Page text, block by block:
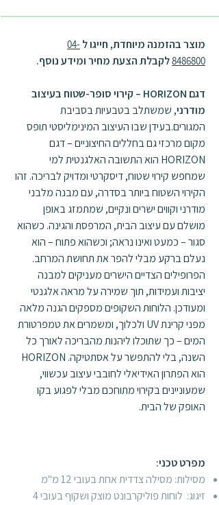
מוצר בהזמנה מיוחדת, חייגו ל 04-
8486800לקבלת הצעת מחיר ומידע נוסף.
דגם HORIZON – קירוי סופר-שטוח בעיצוב
מודרני, שמשתלב בטבעיות בסביבת
המגורים.בעידן שבו העיצוב המינימליסטי תופס
מקום מרכזי גם בחללים החיצוניים – דגם
HORIZON הוא התשובה האלגנטית למי
שמחפש קירוי שטוח, דיסקרטי ומדויק לבריכה. זהו
הקירוי השטוח ביותר בסדרה, עם מבנה מלבני
מודרני וקווים ישרים ונקיים, שמתמזג באופן
מושלם עם עיצוב הבית, המרפסת והגינה. כשהוא
סגור – כמעט ואינו נראה; וכשהוא פתוח – הוא
נעלם ברקע מבלי להפר את תחושת המרחב.
הפרופילים הצדיים הישרים מעניקים למבנה
יציבות ועמידות, תוך שמירה על מראה אלגנטי
ומעודכן. הלוחות השקופים מספקים הגנה מלאה
מפני קרינת UV ולכלוך, ומשמרים את טמפרטורת
המים – כך שתוכלו ליהנות מהבריכה לאורך כל
השנה, בלי להתפשר על אסתטיקה. HORIZON
הוא הפתרון האידיאלי לחובבי עיצוב עכשווי,
שמעוניינים בקירוי מתוחכם מבלי לפגוע בקו
האופק של הבית.
​מפרט טכני:
מסילות: מסילה צדדית אחת בעובי 12 מ"מ
זיגוג: לוחות פוליקרבונט מוצק ושקוף בעובי 4